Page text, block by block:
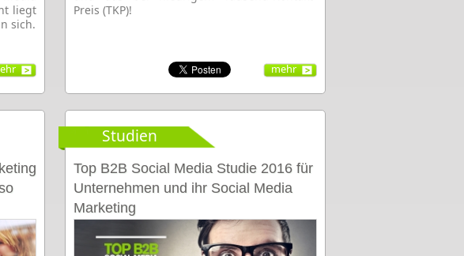
liegt
sich.
Preis (TKP)!
mehr
Studien
Top B2B Social Media Studie 2016 für
Unternehmen und ihr Social Media
Marketing